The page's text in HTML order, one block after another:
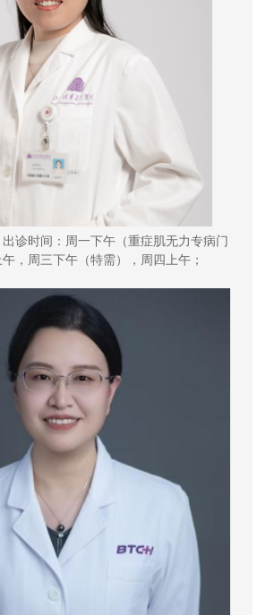
出诊时间：周一下午 （重症肌无力专病门
午，周三下午（特需），周四上午；